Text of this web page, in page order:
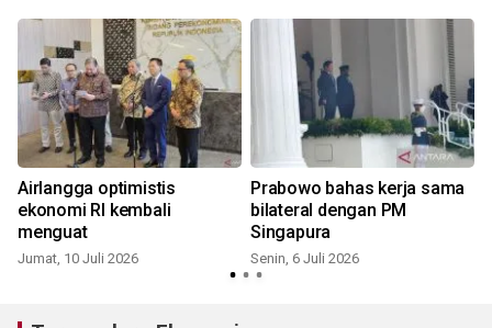
Airlangga optimistis
ekonomi RI kembali
menguat
Jumat, 10 Juli 2026
Prabowo bahas kerja sama
bilateral dengan PM
Singapura
Senin, 6 Juli 2026